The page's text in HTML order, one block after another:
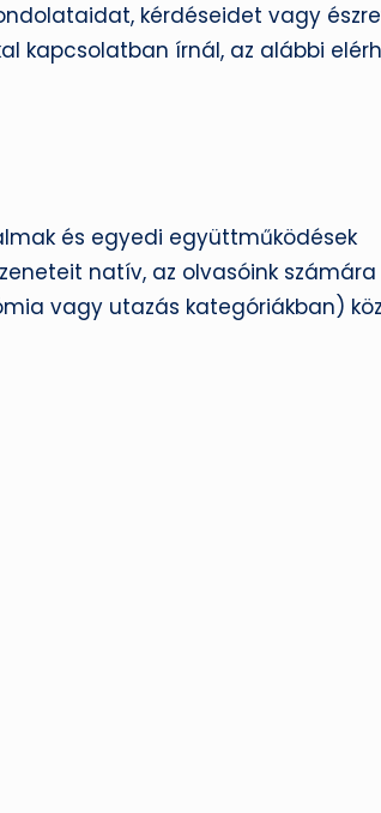
kérdéseidet vagy
kapcsolatban írnál, az alábbi
és egyedi együttműködések
natív, az olvasóink számára
vagy utazás kategóriákban)